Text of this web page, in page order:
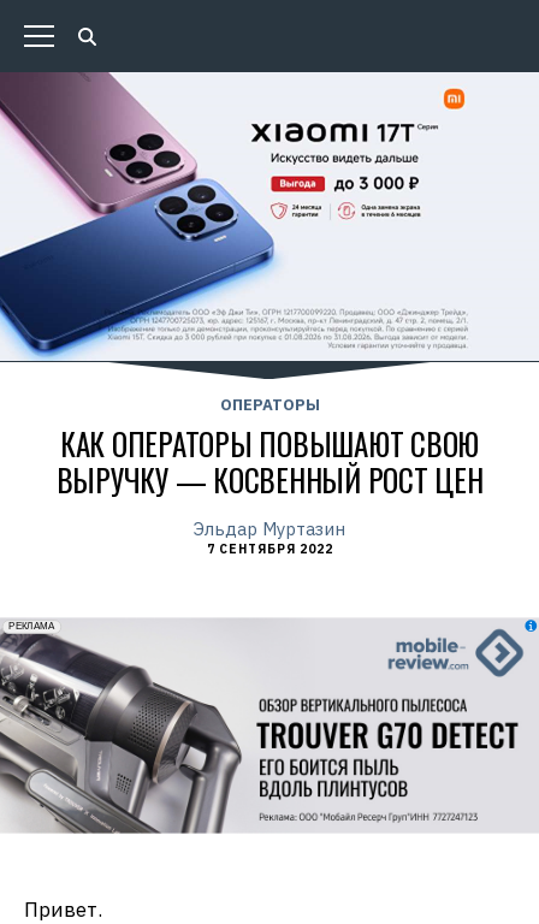
ОПЕРАТОРЫ
КАК ОПЕРАТОРЫ ПОВЫШАЮТ СВОЮ
ВЫРУЧКУ — КОСВЕННЫЙ РОСТ ЦЕН
Эльдар Муртазин
7 СЕНТЯБРЯ 2022
erid: 2VfnxxmNzs5
РЕКЛАМА
Привет.